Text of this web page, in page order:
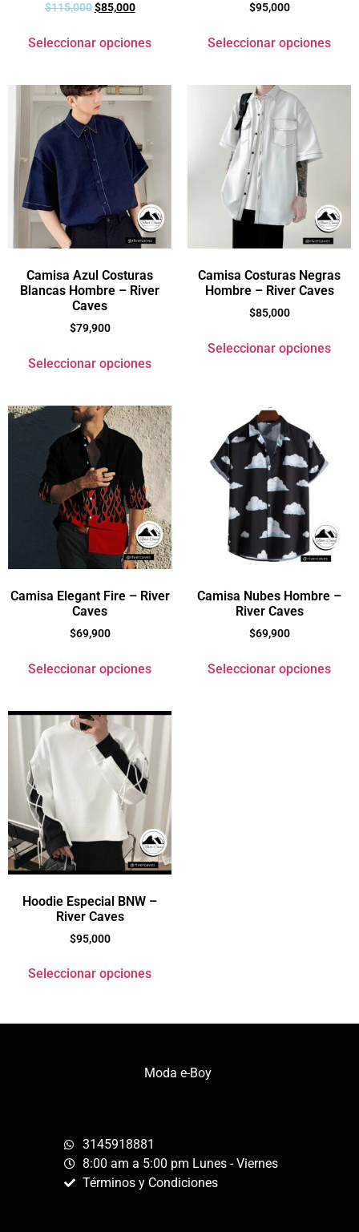
$115,000 $85,000
Seleccionar opciones
$95,000
Seleccionar opciones
Camisa Azul Costuras
Blancas Hombre – River
Caves
$79,900
Seleccionar opciones
Camisa Costuras Negras
Hombre – River Caves
$85,000
Seleccionar opciones
Camisa Elegant Fire – River
Caves
$69,900
Seleccionar opciones
Camisa Nubes Hombre –
River Caves
$69,900
Seleccionar opciones
Hoodie Especial BNW –
River Caves
$95,000
Seleccionar opciones
Moda e-Boy
3145918881
8:00 am a 5:00 pm Lunes - Viernes
Términos y Condiciones